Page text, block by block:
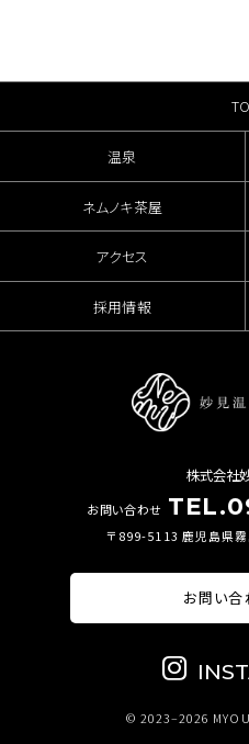
温泉
ネムノキ茶屋
アクセス
採用情報
株式会社
お問い合わせ
〒899-5113 鹿児島県
お問い合
© 2023–2026